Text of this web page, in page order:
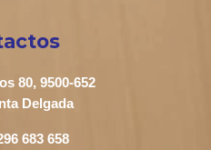
80, 9500-652
Delgada
683 658